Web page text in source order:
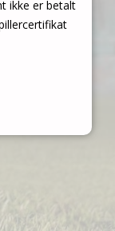
ikke er betalt